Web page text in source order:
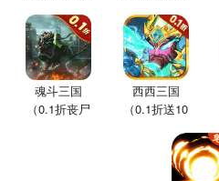
魂斗三国
（0.1折丧尸
西西三国
（0.1折送10